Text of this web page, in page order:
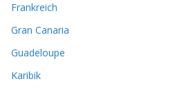
Frankreich
Gran Canaria
Guadeloupe
Karibik